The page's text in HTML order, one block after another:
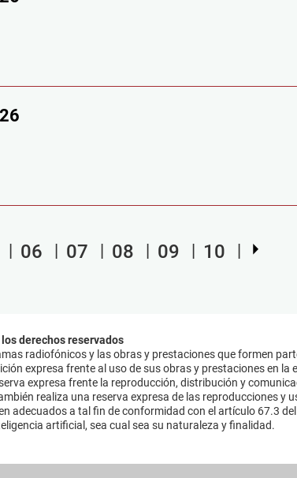
06 07 08 09 10
derechos reservados
radiofónicos y las obras y prestaciones que formen
expresa frente al uso de sus obras y prestaciones en
expresa frente la reproducción, distribución y
realiza una reserva expresa de las reproducciones y
adecuados a tal fin de conformidad con el artículo 67.3
artificial, sea cual sea su naturaleza y finalidad.